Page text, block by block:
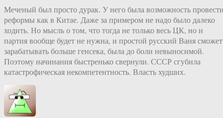
Меченый был просто дурак. У него была возможность
реформы как в Китае. Даже за примером не надо было далеко
ходить. Но мысль о том, что тогда не только весь ЦК, но и
партия вообще будет не нужна, и простой русский Ваня сможет
зарабатывать больше генсека, была до боли невыносимой.
Поэтому начинания быстренько свернули. СССР сгубила
катастрофическая некомпетентность. Власть худших.